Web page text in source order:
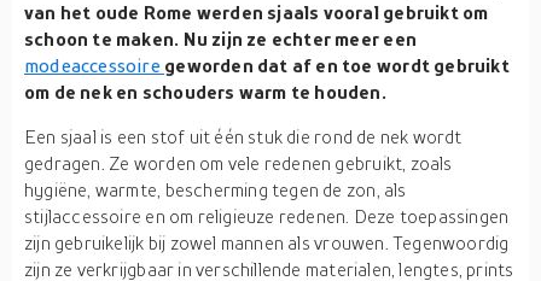
van het oude Rome werden sjaals vooral gebruikt om
schoon te maken. Nu zijn ze echter meer een
modeaccessoire geworden dat af en toe wordt gebruikt
om de nek en schouders warm te houden.
Een sjaal is een stof uit één stuk die rond de nek wordt
gedragen. Ze worden om vele redenen gebruikt, zoals
hygiëne, warmte, bescherming tegen de zon, als
stijlaccessoire en om religieuze redenen. Deze toepassingen
zijn gebruikelijk bij zowel mannen als vrouwen. Tegenwoordig
zijn ze verkrijgbaar in verschillende materialen, lengtes, prints